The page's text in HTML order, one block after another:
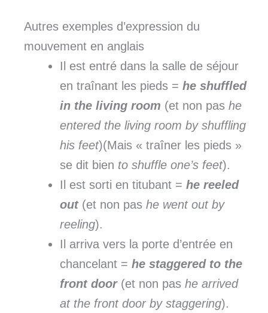
Autres exemples d’expression du
mouvement en anglais
Il est entré dans la salle de séjour
en traînant les pieds = he shuffled
in the living room (et non pas he
entered the living room by shuffling
his feet)(Mais « traîner les pieds »
se dit bien to shuffle one’s feet).
Il est sorti en titubant = he reeled
out(et non pas he went out by
reeling).
Il arriva vers la porte d’entrée en
chancelant = he staggered to the
front door (et non pas he arrived
at the front door by staggering).